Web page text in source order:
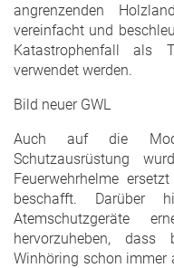
angrenzenden
vereinfacht und
Katastrophenfall als
verwendet werden.
Bild neuer GWL
Auch auf die
Schutzausrüstung
Feuerwehrhelme
beschafft. Darüber
Atemschutzgeräte
hervorzuheben,
Winhöring schon immer